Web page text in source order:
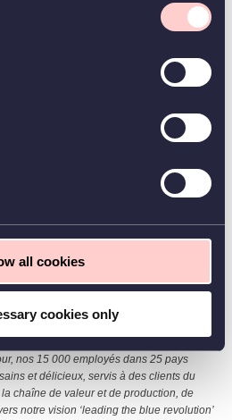
all cookies
cookies only
machines de production (thermoformeuse /
nos 15 000 employés dans 25 pays
et délicieux, servis à des clients du
chaîne de valeur et de production, de
notre vision ‘leading the blue revolution’